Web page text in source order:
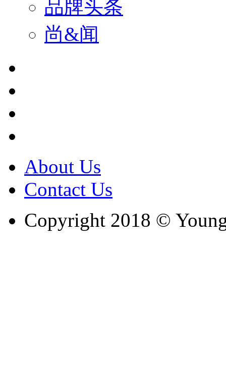
品牌头条
尚&闻
About Us
Contact Us
Copyright 2018 ©